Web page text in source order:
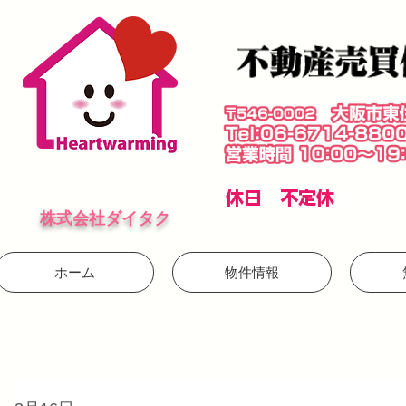
​休日 不定休
株式会社ダイタク
ホーム 物件情報